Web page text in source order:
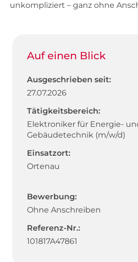
unkompliziert – ganz ohne
Auf einen Blick
Ausgeschrieben seit:
27.07.2026
Tätigkeitsbereich:
Elektroniker für Energie-
Gebäudetechnik (m/w/d)
Einsatzort:
Ortenau
Bewerbung:
Ohne Anschreiben
Referenz-Nr.:
101817A47861